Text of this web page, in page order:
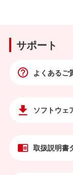
サポート
よくあるご
ソフトウェ
取扱説明書